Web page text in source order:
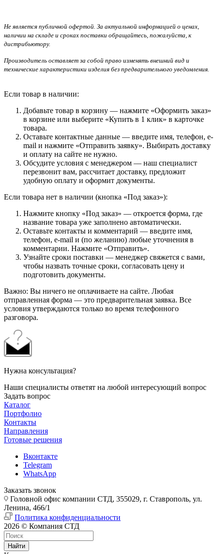
Не является публичной офертой. За актуальной информацией о ценах,
наличии на складе и сроках поставки обращайтесь, пожалуйста, к
дистрибьютору.
Производитель оставляет за собой право изменять внешний вид и
технические характеристики изделия без предварительного уведомления.
Если товар в наличии:
Добавьте товар в корзину — нажмите «Оформить заказ»
в корзине или выберите «Купить в 1 клик» в карточке
товара.
Оставьте контактные данные — введите имя, телефон, e-
mail и нажмите «Отправить заявку». Выбирать доставку
и оплату на сайте не нужно.
Обсудите условия с менеджером — наш специалист
перезвонит вам, рассчитает доставку, предложит
удобную оплату и оформит документы.
Если товара нет в наличии (кнопка «Под заказ»):
Нажмите кнопку «Под заказ» — откроется форма, где
название товара уже заполнено автоматически.
Оставьте контакты и комментарий — введите имя,
телефон, e-mail и (по желанию) любые уточнения в
комментарии. Нажмите «Отправить».
Узнайте сроки поставки — менеджер свяжется с вами,
чтобы назвать точные сроки, согласовать цену и
подготовить документы.
Важно: Вы ничего не оплачиваете на сайте. Любая
отправленная форма — это предварительная заявка. Все
условия утверждаются только во время телефонного
разговора.
Нужна консультация?
Наши специалисты ответят на любой интересующий вопрос
Задать вопрос
Каталог
Портфолио
Контакты
Направления
Готовые решения
Вконтакте
Telegram
WhatsApp
Заказать звонок
Головной офис компании СТД, 355029, г. Ставрополь, ул.
Ленина, 466/1
Политика конфиденциальности
2026 © Компания СТД
Найти